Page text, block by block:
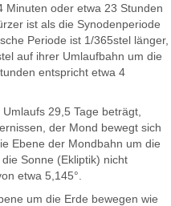
Minuten oder etwa 23 Stunden
ist als die Synodenperiode
Periode ist 1/365stel länger,
auf ihrer Umlaufbahn um die
entspricht etwa 4
29,5 Tage beträgt,
der Mond bewegt sich
Ebene der Mondbahn um die
Sonne (Ekliptik) nicht
etwa 5,145°.
um die Erde bewegen wie